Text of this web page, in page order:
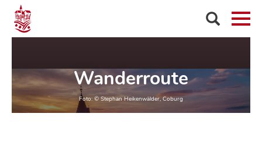
Wanderroute